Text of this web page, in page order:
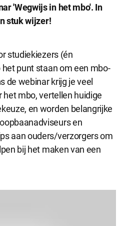
dialog
om de website te laten
'Wegwijs in het mbo'. In
stuk wijzer!
studiekiezers (én
punt staan om een mbo-
de webinar krijg je veel
mbo, vertellen huidige
en worden belangrijke
en
aan ouders/verzorgers om
bij het maken van een